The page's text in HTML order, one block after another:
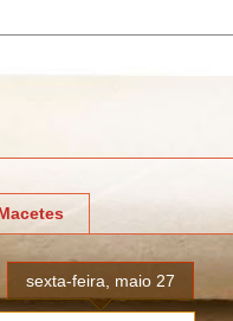
sexta-feira, maio 27